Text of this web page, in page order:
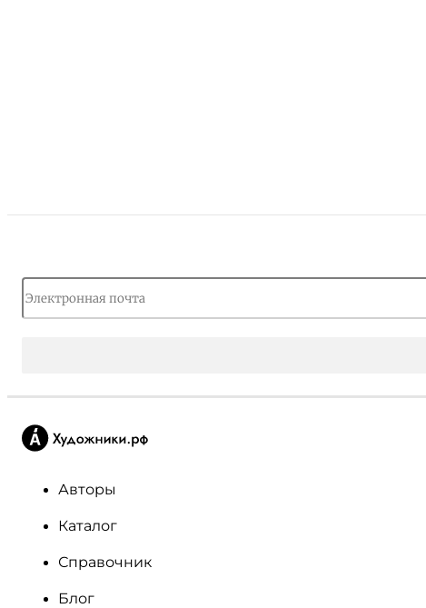
Авторы
Каталог
Справочник
Блог